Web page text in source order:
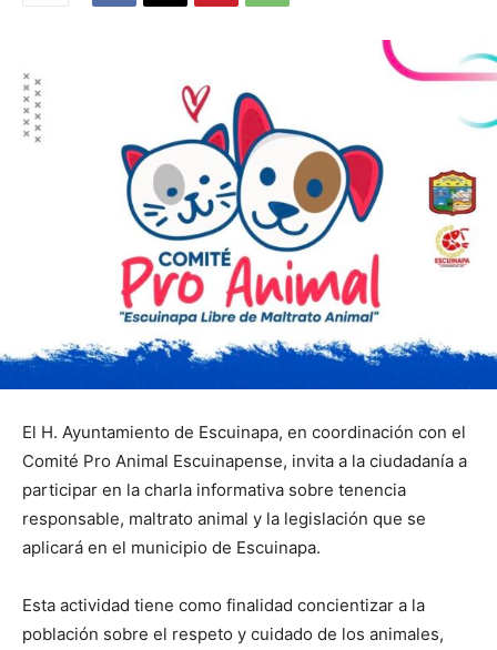
El H. Ayuntamiento de Escuinapa, en coordinación con el
Comité Pro Animal Escuinapense, invita a la ciudadanía a
participar en la charla informativa sobre tenencia
responsable, maltrato animal y la legislación que se
aplicará en el municipio de Escuinapa.
Esta actividad tiene como finalidad concientizar a la
población sobre el respeto y cuidado de los animales,